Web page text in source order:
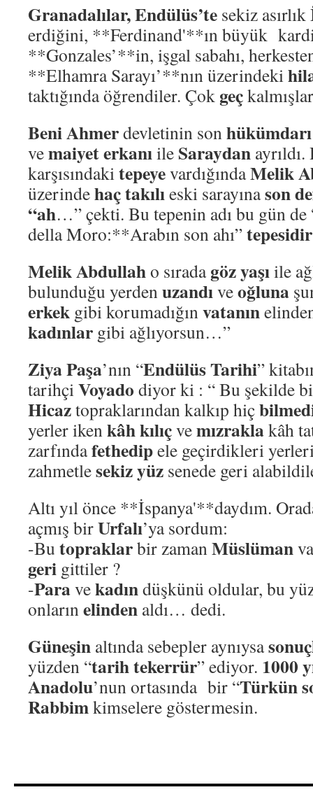
Granadalılar, Endülüs’te sekiz asırlık
erdiğini, **Ferdinand'**ın büyük
**Gonzales’**in, işgal sabahı,
**Elhamra Sarayı’**nın üzerindeki
taktığında öğrendiler. Çok geç
Beni Ahmerdevletinin sonhükümdarı
vemaiyet erkanıile Saraydan
karşısındakitepeyevardığındaMelik
üzerindehaç takılıeski sarayınason
“ah…” çekti. Bu tepenin adı bu gün
della Moro:**Arabın son ahı”tepesidir
Melik Abdullaho sıradagöz yaşıile
bulunduğu yerdenuzandıveoğluna
erkek gibi korumadığınvatanın
kadınlar gibi ağlıyorsun…”
Ziya Paşa’nın “Endülüs Tarihi”
tarihçiVoyado diyor ki : “ Bu şekilde
Hicaztopraklarından kalkıp hiç
yerler ikenkâh kılıçvemızraklakâh
zarfındafethedipele geçirdikleri
zahmetlesekiz yüz senede geri
Altı yıl önce **İspanya'**daydım.
açmış birUrfalı’ya sordum:
-Bu topraklarbir zamanMüslüman
geri gittiler ?
-Paravekadındüşkünü oldular, bu
onlarınelinden aldı… dedi.
Güneşin altında sebepler aynıysa
yüzden “tarih tekerrür” ediyor. 1000
Anadolu’nun ortasında bir “Türkün
Rabbimkimselere göstermesin.